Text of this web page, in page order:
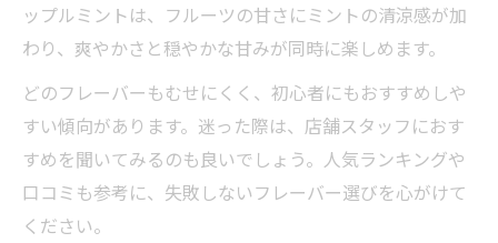
ップルミントは、フルーツの甘さにミントの清涼感が加
わり、爽やかさと穏やかな甘みが同時に楽しめます。
どのフレーバーもむせにくく、初心者にもおすすめしや
すい傾向があります。迷った際は、店舗スタッフにおす
すめを聞いてみるのも良いでしょう。人気ランキングや
口コミも参考に、失敗しないフレーバー選びを心がけて
ください。